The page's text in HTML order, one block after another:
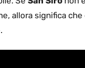
allora significa che